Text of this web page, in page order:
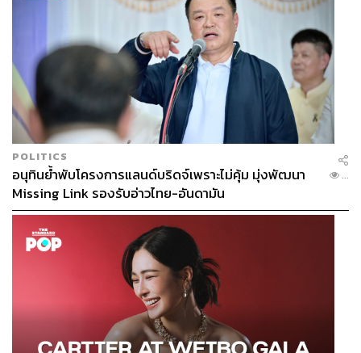
POLITICS
อนุทินย้ำพับโครงการแลนด์บริดจ์เพราะไม่คุ้ม มุ่งพัฒนา
Missing Link รองรับอ่าวไทย-อันดามัน
...